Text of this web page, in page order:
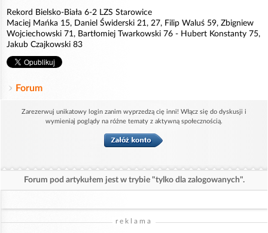
Rekord Bielsko-Biała 6-2 LZS Starowice
Maciej Mańka 15, Daniel Świderski 21, 27, Filip Waluś 59, Zbigniew
Wojciechowski 71, Bartłomiej Twarkowski 76 - Hubert Konstanty 75,
Jakub Czajkowski 83
Forum
Zarezerwuj unikatowy login zanim wyprzedzą cię inni! Włącz się do dyskusji i
wymieniaj poglądy na różne tematy z aktywną społecznością.
Forum pod artykułem jest w trybie "tylko dla zalogowanych".
reklama